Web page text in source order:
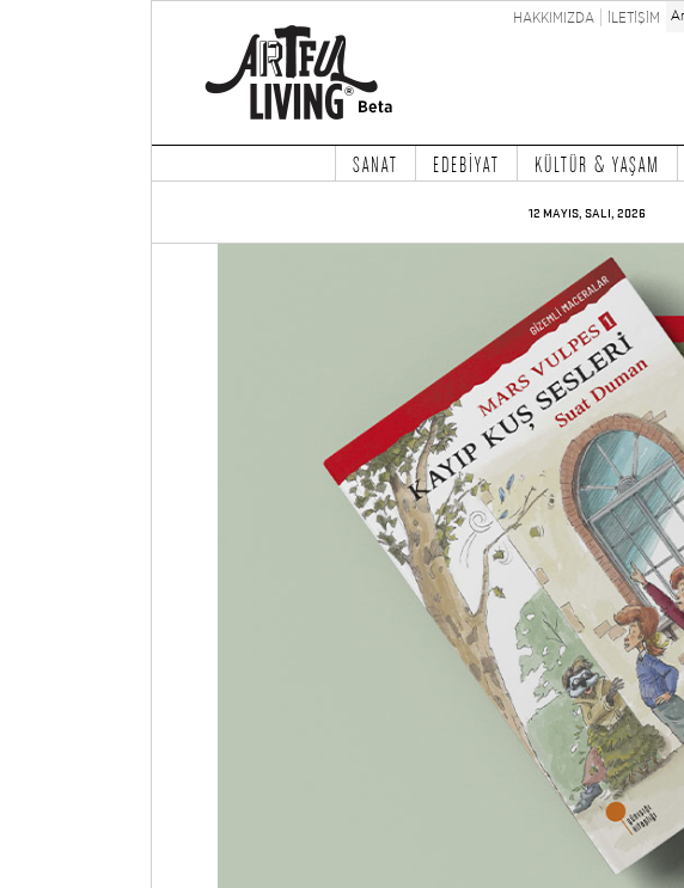
HAKKIMIZDA İLETİŞİM
SANAT EDEBİYAT KÜLTÜR & YAŞAM
12 MAYIS, SALI, 2026